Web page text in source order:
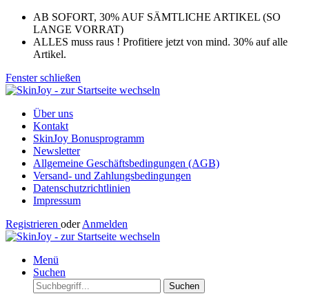
AB SOFORT, 30% AUF SÄMTLICHE ARTIKEL (SO
LANGE VORRAT)
ALLES muss raus ! Profitiere jetzt von mind. 30% auf alle
Artikel.
Fenster schließen
Über uns
Kontakt
SkinJoy Bonusprogramm
Newsletter
Allgemeine Geschäftsbedingungen (AGB)
Versand- und Zahlungsbedingungen
Datenschutzrichtlinien
Impressum
Registrieren oder Anmelden
Menü
Suchen
Suchen